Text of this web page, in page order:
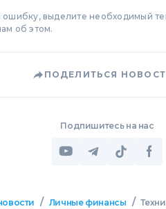
ошибку, выделите необходимый
об этом.
ПОДЕЛИТЬСЯ
Подпишитесь на нас
/ Личные финансы /